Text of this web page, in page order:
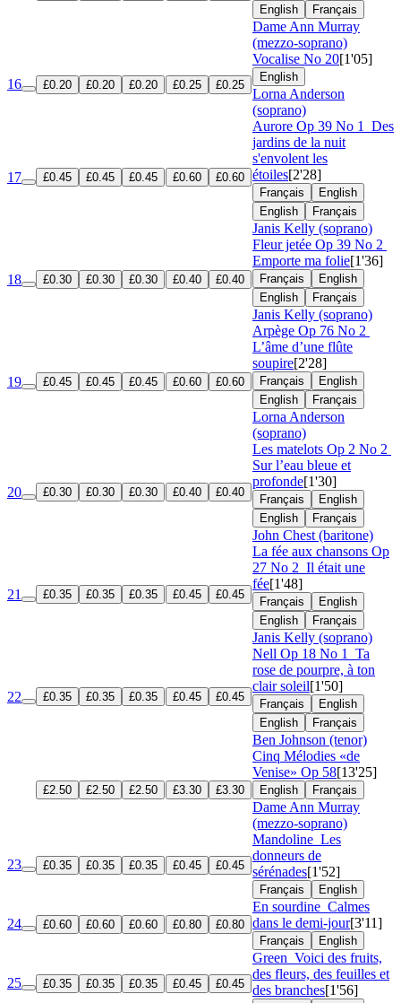
English
Français
Dame Ann Murray
(mezzo-soprano)
16 £0.20 £0.20 £0.20 £0.25 £0.25
Vocalise No 20[1'05]
English
Lorna Anderson
(soprano)
17 £0.45 £0.45 £0.45 £0.60 £0.60
Aurore Op 39 No 1
Des
jardins de la nuit
s'envolent les
étoiles[2'28]
Français
English
English
Français
Janis Kelly (soprano)
18 £0.30 £0.30 £0.30 £0.40 £0.40
Fleur jetée Op 39 No 2
Emporte ma folie[1'36]
Français
English
English
Français
Janis Kelly (soprano)
19 £0.45 £0.45 £0.45 £0.60 £0.60
Arpège Op 76 No 2
L’âme d’une flûte
soupire[2'28]
Français
English
English
Français
Lorna Anderson
(soprano)
20 £0.30 £0.30 £0.30 £0.40 £0.40
Les matelots Op 2 No 2
Sur l’eau bleue et
profonde[1'30]
Français
English
English
Français
John Chest (baritone)
21 £0.35 £0.35 £0.35 £0.45 £0.45
La fée aux chansons Op
27 No 2 Il était une
fée[1'48]
Français
English
English
Français
Janis Kelly (soprano)
22 £0.35 £0.35 £0.35 £0.45 £0.45
Nell Op 18 No 1
Ta
rose de pourpre, à ton
clair soleil[1'50]
Français
English
English
Français
Ben Johnson (tenor)
£2.50 £2.50 £2.50 £3.30 £3.30
Cinq Mélodies «de
Venise» Op 58[13'25]
English Français
Dame Ann Murray
(mezzo-soprano)
23 £0.35 £0.35 £0.35 £0.45 £0.45
Mandoline Les
donneurs de
sérénades[1'52]
Français English
24 £0.60 £0.60 £0.60 £0.80 £0.80
En sourdine Calmes
dans le demi-jour[3'11]
Français English
25 £0.35 £0.35 £0.35 £0.45 £0.45
Green Voici des fruits,
des fleurs, des feuilles et
des branches[1'56]